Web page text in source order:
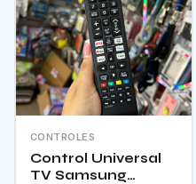
CONTROLES
Control Universal
TV Samsung